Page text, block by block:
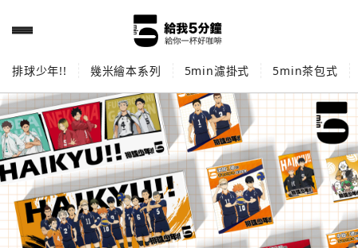
排球少年!! 幾米繪本系列 5min濾掛式 5min茶包式